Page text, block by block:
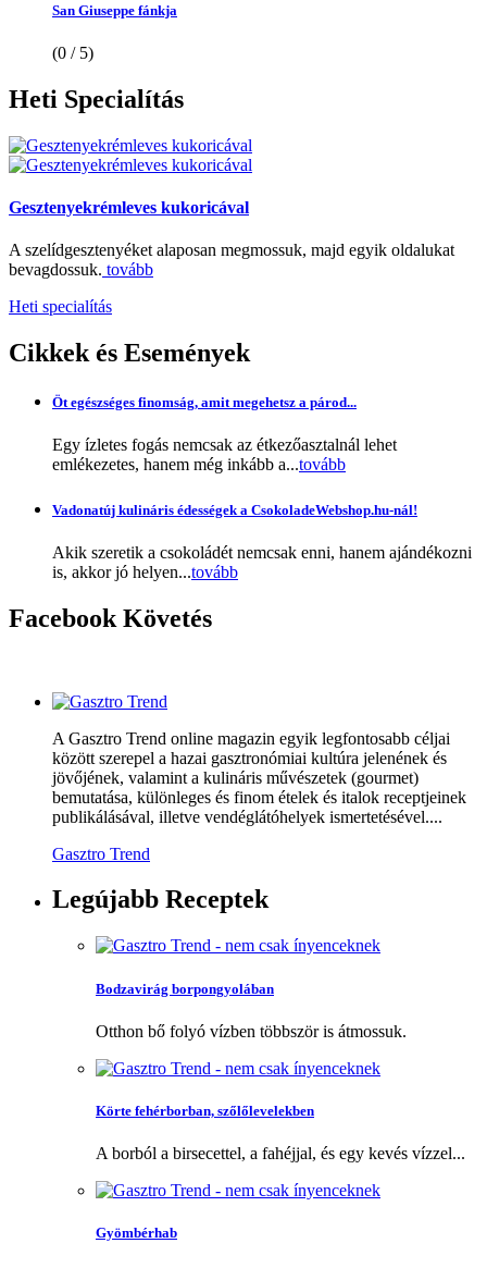
San Giuseppe fánkja
(0 / 5)
Heti Specialítás
Gesztenyekrémleves kukoricával
A szelídgesztenyéket alaposan megmossuk, majd egyik oldalukat
bevagdossuk. tovább
Heti specialítás
Cikkek és Események
Öt egészséges finomság, amit megehetsz a párod...
Egy ízletes fogás nemcsak az étkezőasztalnál lehet
emlékezetes, hanem még inkább a...tovább
Vadonatúj kulináris édességek a CsokoladeWebshop.hu-nál!
Akik szeretik a csokoládét nemcsak enni, hanem ajándékozni
is, akkor jó helyen...tovább
Facebook Követés
A Gasztro Trend online magazin egyik legfontosabb céljai
között szerepel a hazai gasztronómiai kultúra jelenének és
jövőjének, valamint a kulináris művészetek (gourmet)
bemutatása, különleges és finom ételek és italok receptjeinek
publikálásával, illetve vendéglátóhelyek ismertetésével....
Gasztro Trend
Legújabb Receptek
Bodzavirág borpongyolában
Otthon bő folyó vízben többször is átmossuk.
Körte fehérborban, szőlőlevelekben
A borból a birsecettel, a fahéjjal, és egy kevés vízzel...
Gyömbérhab